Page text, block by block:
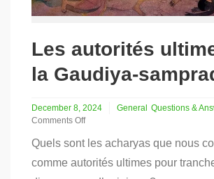
Les autorités
la Gaudiya-
December 8, 2024 General Questions &
Comments Off
Les
ultimes
Quels sont les acharyas que nous
comme autorités ultimes pour